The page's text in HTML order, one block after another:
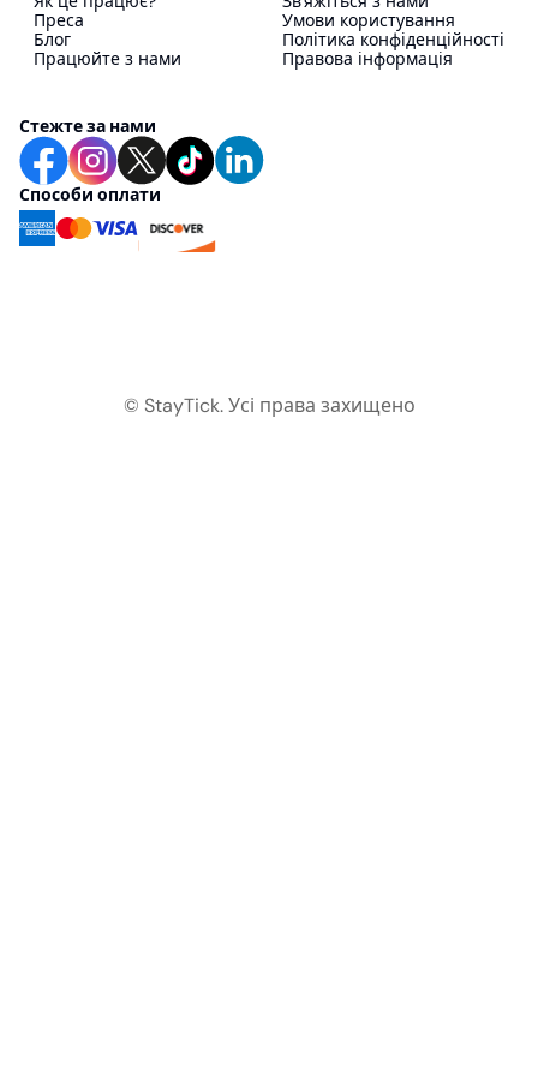
Преса
Блог
Працюйте з нами
Умови користування
Політика конфіденційності
Правова інформація
Стежте за нами
Способи оплати
© StayTick.Усі права захищено